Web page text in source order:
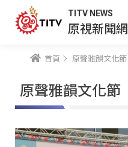
TITV NEWS
原視新聞網
首頁 原聲雅韻文化節
原聲雅韻文化節